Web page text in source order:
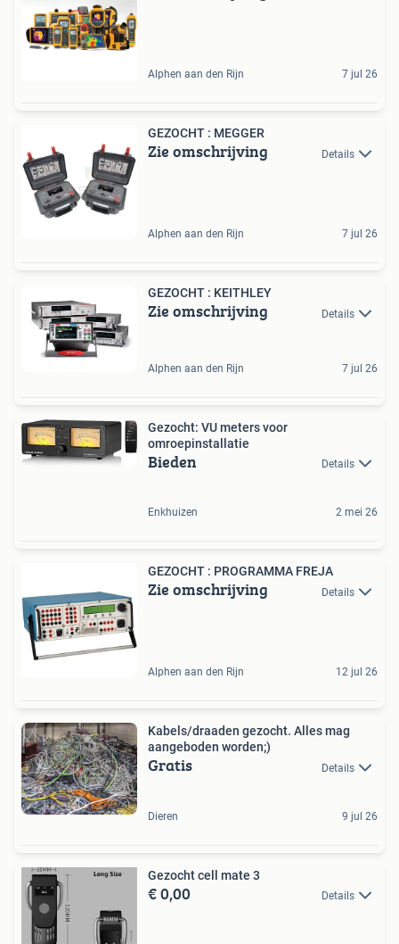
Alphen aan den Rijn 7 jul 26
GEZOCHT : MEGGER
Zie omschrijving Details
Alphen aan den Rijn 7 jul 26
GEZOCHT : KEITHLEY
Zie omschrijving Details
Alphen aan den Rijn 7 jul 26
Gezocht: VU meters voor
omroepinstallatie
Bieden Details
Enkhuizen 2 mei 26
GEZOCHT : PROGRAMMA FREJA
Zie omschrijving Details
Alphen aan den Rijn 12 jul 26
Kabels/draaden gezocht. Alles mag
aangeboden worden;)
Gratis Details
Dieren 9 jul 26
Gezocht cell mate 3
€ 0,00 Details